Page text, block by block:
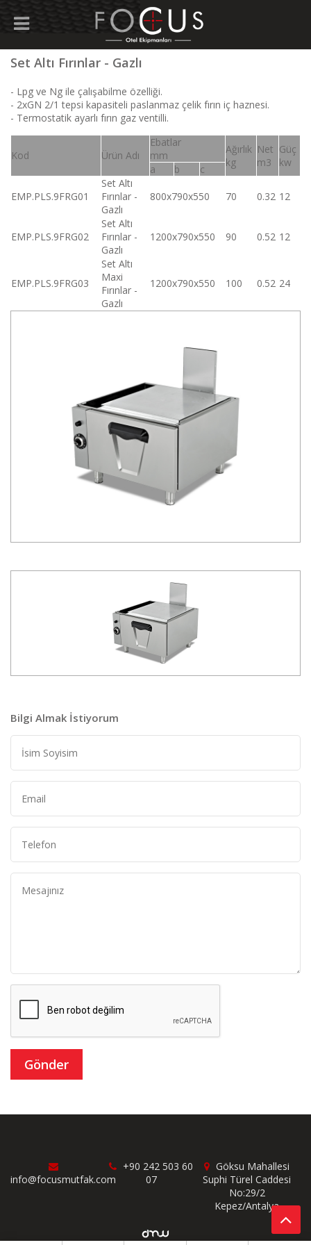
Set Altı Fırınlar - Gazlı
- Lpg ve Ng ile çalışabilme özelliği.
- 2xGN 2/1 tepsi kapasiteli paslanmaz çelik fırın iç haznesi.
- Termostatik ayarlı fırın gaz ventilli.
Kod Ürün Adı
Ebatlar
mm
Ağırlık
kg
Net
m3
Güç
kw
a b c
EMP.PLS.9FRG01
Set Altı
Fırınlar -
Gazlı
800x790x550 70 0.32 12
EMP.PLS.9FRG02
Set Altı
Fırınlar -
Gazlı
1200x790x550 90 0.52 12
EMP.PLS.9FRG03
Set Altı
Maxi
Fırınlar -
Gazlı
1200x790x550 100 0.52 24
Bilgi Almak İstiyorum
info@focusmutfak.com
+90 242 503 60
07
Göksu Mahallesi
Suphi Türel Caddesi
No:29/2
Kepez/Antalya